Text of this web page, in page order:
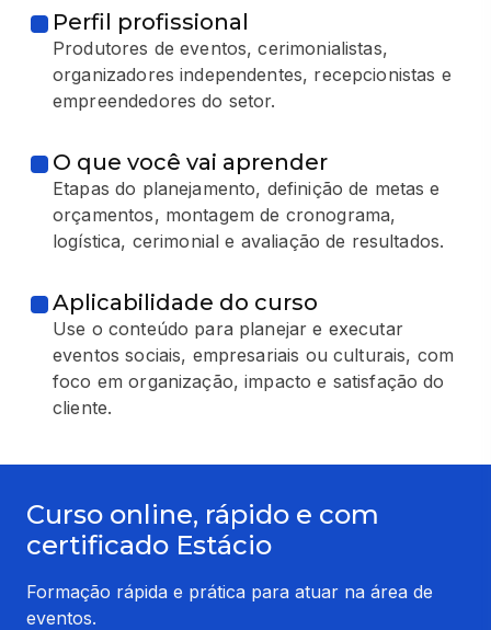
Perfil profissional
Produtores de eventos, cerimonialistas,
organizadores independentes, recepcionistas e
empreendedores do setor.
O que você vai aprender
Etapas do planejamento, definição de metas e
orçamentos, montagem de cronograma,
logística, cerimonial e avaliação de resultados.
Aplicabilidade do curso
Use o conteúdo para planejar e executar
eventos sociais, empresariais ou culturais, com
foco em organização, impacto e satisfação do
cliente.
Curso online, rápido e com
certificado Estácio
Formação rápida e prática para atuar na área de
eventos.